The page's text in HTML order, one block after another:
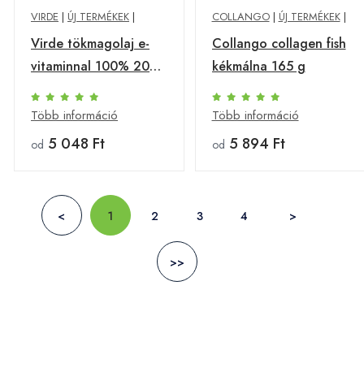
VIRDE | ÚJ TERMÉKEK |
Virde tökmagolaj e-
vitaminnal 100% 200
ml
Több információ
od 5 048 Ft
COLLANGO| ÚJ TERMÉKEK|
Collango collagen fish
kékmálna 165 g
Több információ
od 5 894 Ft
< 1 2 3 4 >
>>